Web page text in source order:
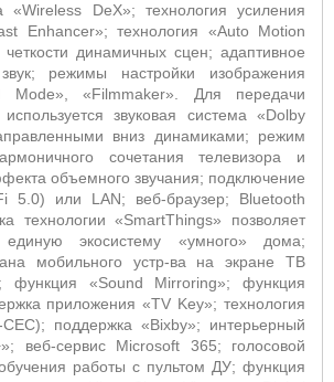
«Wireless DeX»; технология усиления
Enhancer»; технология «Auto Motion
динамичных сцен; адаптивное
режимы настройки изображения
Mode», «Filmmaker». Для передачи
звуковая система «Dolby
вниз динамиками; режим
сочетания телевизора и
объемного звучания; подключение
5.0) или LAN; веб-браузер; Bluetooth
технологии «SmartThings» позволяет
экосистему «умного» дома;
мобильного устр-ва на экране ТВ
функция «Sound Mirroring»; функция
приложения «TV Key»; технология
поддержка «Bixby»; интерьерный
веб-сервис Microsoft 365; голосовой
обучения работы с пультом ДУ; функция